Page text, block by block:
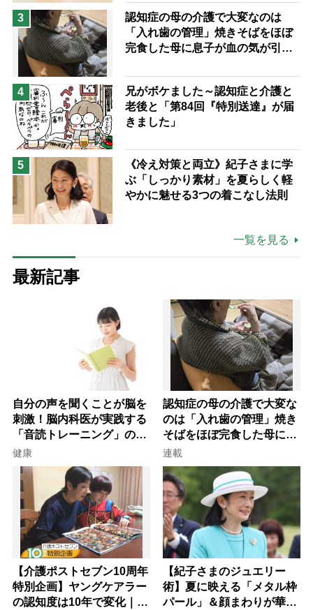
3
認知症の母の介護で大変なのは
「入れ歯の管理」焼きそばをほぼ
完食した母に息子が血の気が引い
4
兄がボケました～認知症と介護と
老後と「第84回『特別送達』が届
きました」
5
《冷え対策と両立》紀子さまに学
ぶ「しっかり素材」を夏らしく軽
やかに魅せる3つの着こなし法則
一覧を見る
最新記事
自分の声を聞くことが脳を
刺激！脳内科医が実践する
「音読トレーニング」の極
意
健康
認知症の母の介護で大変な
のは「入れ歯の管理」焼き
そばをほぼ完食した母に息
子が血の気が引いた理由
連載
【介護ポストセブン10周年
特別企画】ヤングケアラー
の認知度は10年で変化｜流
【紀子さまのジュエリー
術】夏に映える「メタル枠
パール」＆顔まわりが華や